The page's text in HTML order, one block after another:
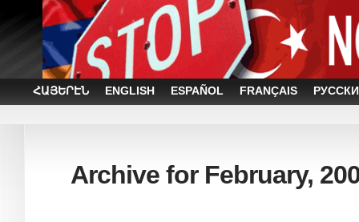
ՀԱՅԵՐԷՆ ENGLISH ESPAÑOL FRANÇAIS
Archive for February,